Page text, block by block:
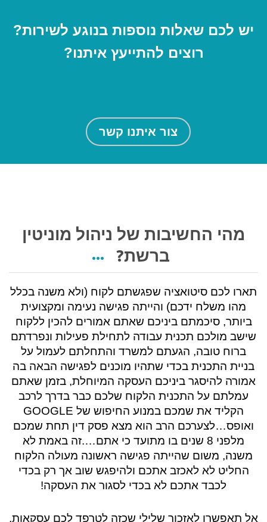
יש לכם שאלות נוספות בנוגע לשירות?
רוצים להתייעץ איתנו?
צור איתנו קשר
מהי החשיבות של ניהול מוניטין
ברשת?
תארו לכם סיטואציה שפגשתם לקוח (ולא משנה בכלל
מהו משלח ידכם) והייתה פגישה נעימה ומקצועית
ביותר,סיכמתם ביניכם שאתם אמורים להכין ללקוח
שישב מולכם תכנית עבודה לתחילת פעילות ונפרדתם
ברוח טובה, הגעתם למשרד והתחלתם לעמול על
בניית התכנית בכדי שתהיו מוכנים לפגישה הבאה בה
אמורה להיסגר ביניכם העסקה המיוחלת, בזמן שאתם
עמלתם על התכנית הלקוח שלכם כבר בדרך לרכב
הקליד את שמכם במנוע החיפוש של GOOGLE
ואופס…לצערכם הרב הוא מצא פסק דין תחת שמכם
מלפני 8 שנים בו מתועד כי אתם….זה באמת לא
משנה, משום שהייתה פגישה ראשונה מעולה הלקוח
החליט לא לאכזב אתכם ולהיפגש שוב אך רק בכדי
לכבד אתכם לא בכדי לסגור את העסקה!
אל תאפשרו לאזכור שלילי שכזה לטרפד לכם עסקאות,